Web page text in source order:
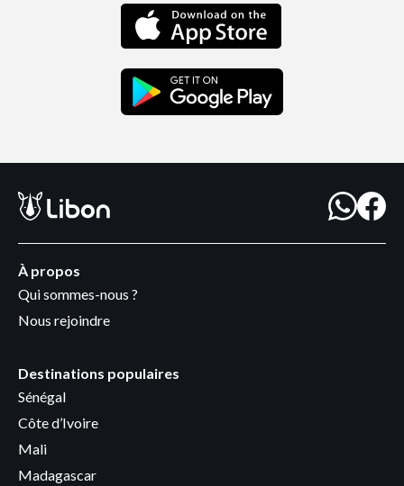
À propos
Qui sommes-nous ?
Nous rejoindre
Destinations populaires
Sénégal
Côte d’Ivoire
Mali
Madagascar